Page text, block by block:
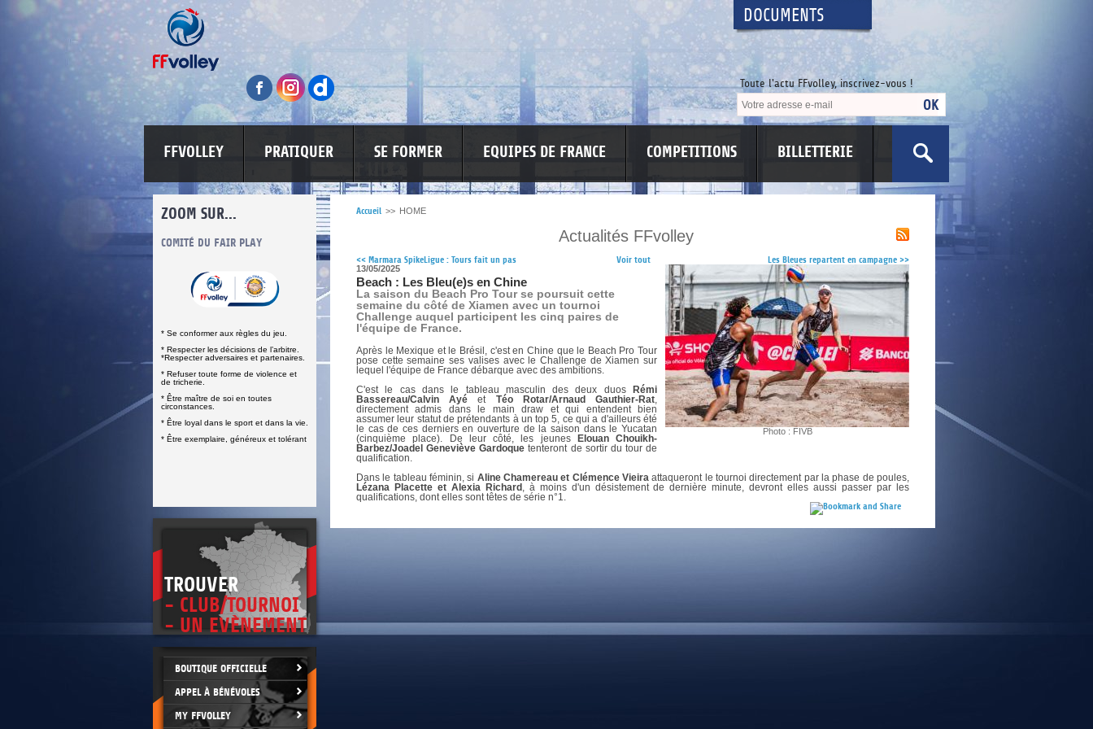
DOCUMENTS
Toute l'actu FFvolley, inscrivez-vous !
FFVOLLEY PRATIQUER SE FORMER EQUIPES DE FRANCE COMPETITIONS BILLETTERIE
ZOOM SUR...
DOCUMENTS UTILES
CLIQUEZ ICI
COMITÉ DU FAIR PLAY
* Se conformer aux règles du jeu.
* Respecter les décisions de l’arbitre.
*Respecter adversaires et partenaires.
* Refuser toute forme de violence et
de tricherie.
* Être maître de soi en toutes
circonstances.
* Être loyal dans le sport et dans la vie.
* Être exemplaire, généreux et tolérant
LUTTE CONTRE LES VIOLENCES INFORMATIONS CORONAVIRUS
DOCUMENTS UTILES
SITUATION SANITAIRE
COVID-19
>CLIQUEZ ICI
TROUVER
- CLUB/TOURNOI
- UN EVÈNEMENT
BOUTIQUE OFFICIELLE
APPEL À BÉNÉVOLES
MY FFVOLLEY
Accueil >> HOME
Actualités FFvolley
<< Marmara SpikeLigue : Tours fait un pas Voir tout Les Bleues repartent en campagne >>
Photo : FIVB
13/05/2025
Beach : Les Bleu(e)s en Chine
La saison du Beach Pro Tour se poursuit cette
semaine du côté de Xiamen avec un tournoi
Challenge auquel participent les cinq paires de
l'équipe de France.
Après le Mexique et le Brésil, c'est en Chine que le Beach Pro Tour
pose cette semaine ses valises avec le Challenge de Xiamen sur
lequel l'équipe de France débarque avec des ambitions.
C'est le cas dans le tableau masculin des deux duos
Rémi
Bassereau/Calvin Ayé et Téo Rotar/Arnaud Gauthier-Rat,
directement admis dans le main draw et qui entendent bien
assumer leur statut de prétendants à un top 5, ce qui a d'ailleurs été
le cas de ces derniers en ouverture de la saison dans le Yucatan
(cinquième place). De leur côté, les jeunes
Elouan Chouikh-
Barbez/Joadel Geneviève Gardoque tenteront de sortir du tour de
qualification.
Dans le tableau féminin, si Aline Chamereau et Clémence Vieira attaqueront le tournoi directement par la phase de poules,
Lézana Placette et Alexia Richard , à moins d'un désistement de dernière minute, devront elles aussi passer par les
qualifications, dont elles sont têtes de série n°1.